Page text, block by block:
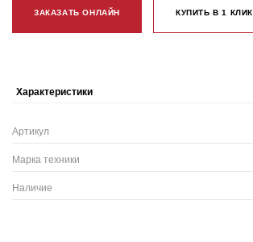
ЗАКАЗАТЬ ОНЛАЙН КУПИТЬ В 1 КЛИК
Характеристики
Артикул
Марка техники
Наличие